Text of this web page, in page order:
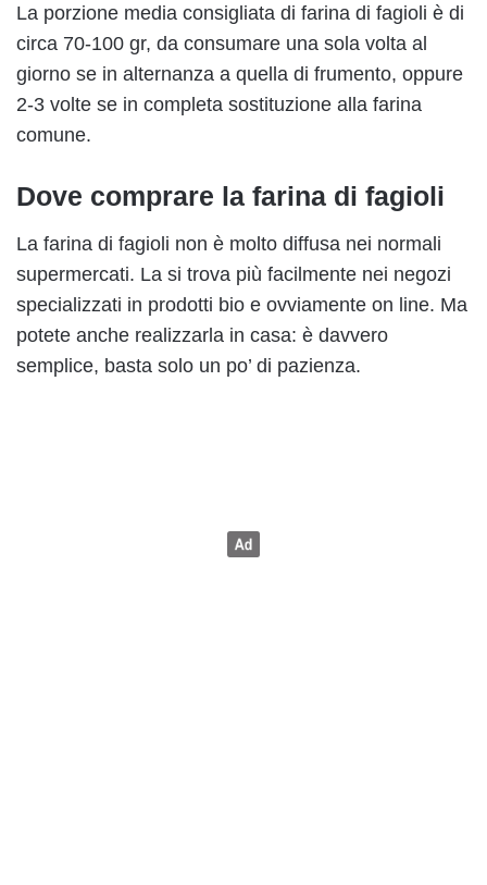
La porzione media consigliata di farina di fagioli è di
circa 70-100 gr, da consumare una sola volta al
giorno se in alternanza a quella di frumento, oppure
2-3 volte se in completa sostituzione alla farina
comune.
Dove comprare la farina di fagioli
La farina di fagioli non è molto diffusa nei normali
supermercati. La si trova più facilmente nei negozi
specializzati in prodotti bio e ovviamente on line. Ma
potete anche realizzarla in casa: è davvero
semplice, basta solo un po’ di pazienza.